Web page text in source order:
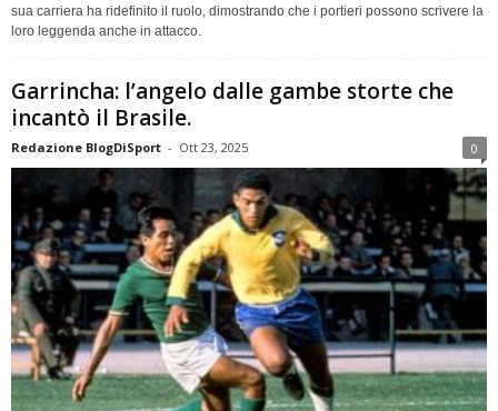
sua carriera ha ridefinito il ruolo, dimostrando che i portieri possono scrivere la
loro leggenda anche in attacco.
Garrincha: l’angelo dalle gambe storte che
incantò il Brasile.
Redazione BlogDiSport - Ott 23, 2025 0